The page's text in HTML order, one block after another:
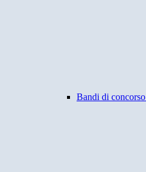
Bandi di concorso